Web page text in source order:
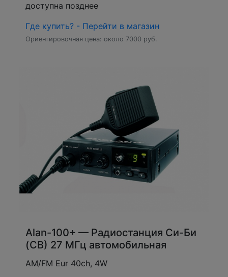
доступна позднее
Где купить? - Перейти в магазин
Ориентировочная цена: около 7000 руб.
Alan-100+ — Радиостанция Си-Би
(CB) 27 МГц автомобильная
AM/FM Eur 40ch, 4W